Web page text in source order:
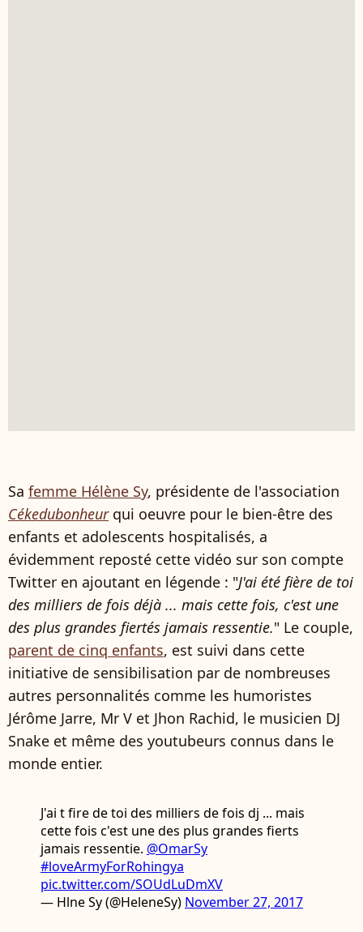
Sa femme Hélène Sy, présidente de l'association
Céke­du­bon­heurqui oeuvre pour le bien-être des
enfants et adoles­cents hospitalisés, a
évidemment reposté cette vidéo sur son compte
Twitter en ajoutant en légende : "J'ai été fière de toi
des milliers de fois déjà ... mais cette fois, c'est une
des plus grandes fiertés jamais ressentie." Le couple,
parent de cinq enfants, est suivi dans cette
initiative de sensibilisation par de nombreuses
autres personnalités comme les humoristes
Jérôme Jarre, Mr V et Jhon Rachid, le musicien DJ
Snake et même des youtubeurs connus dans le
monde entier.
J'ai t fire de toi des milliers de fois dj ... mais
cette fois c'est une des plus grandes fierts
jamais ressentie. @OmarSy
#loveArmyForRohingya
pic.twitter.com/SOUdLuDmXV
— Hlne Sy (@HeleneSy) November 27, 2017